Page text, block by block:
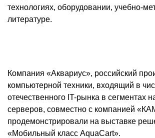
технологиях, оборудовании, учебно-
литературе.
Компания «Аквариус», российский
компьютерной техники, входящий в
отечественного IT-рынка в сегментах
серверов, совместно с компанией
продемонстрировали на выставке
«Мобильный класс AquaCart».